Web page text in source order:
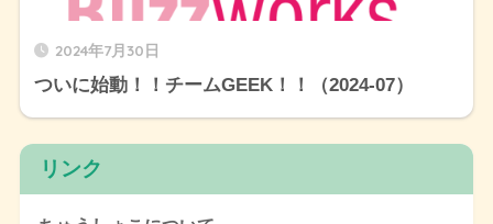
2024年7月30日
ついに始動！！チームGEEK！！（2024-07）
リンク